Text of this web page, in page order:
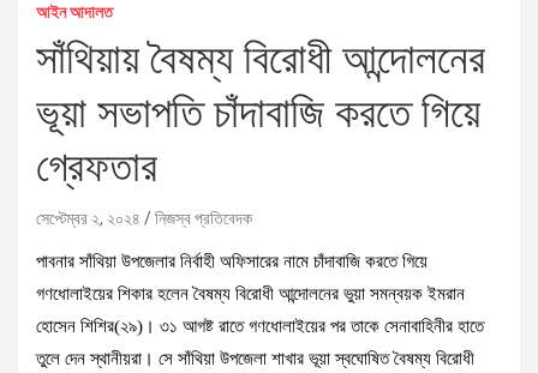
আইন আদালত
সাঁথিয়ায় বৈষম্য বিরোধী আন্দোলনের
ভূয়া সভাপতি চাঁদাবাজি করতে গিয়ে
গ্রেফতার
সেপ্টেম্বর ২, ২০২৪ নিজস্ব প্রতিবেদক
পাবনার সাঁথিয়া উপজেলার নির্বাহী অফিসারের নামে চাঁদাবাজি করতে গিয়ে
গণধোলাইয়ের শিকার হলেন বৈষম্য বিরোধী আন্দোলনের ভুয়া সমন্বয়ক ইমরান
হোসেন শিশির(২৯)। ৩১ আগষ্ট রাতে গণধোলাইয়ের পর তাকে সেনাবাহিনীর হাতে
তুলে দেন স্থানীয়রা। সে সাঁথিয়া উপজেলা শাখার ভূয়া স্বঘোষিত বৈষম্য বিরোধী